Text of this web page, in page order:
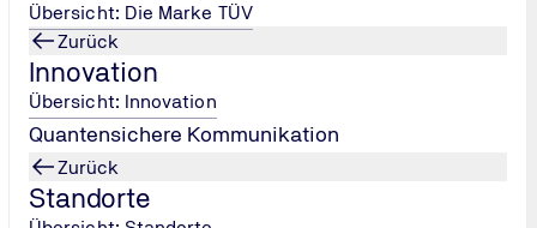
Übersicht: Die Marke TÜV
Zurück
Innovation
Übersicht: Innovation
Quantensichere Kommunikation
Zurück
Standorte